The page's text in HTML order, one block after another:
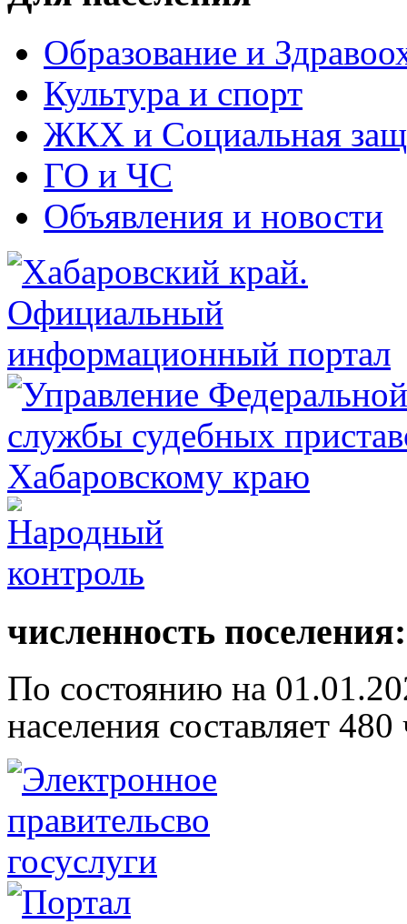
Образование и
Культура и спорт
ЖКХ и Социальная
ГО и ЧС
Объявления и новости
численность поселения:
По состоянию на
населения составляет 480